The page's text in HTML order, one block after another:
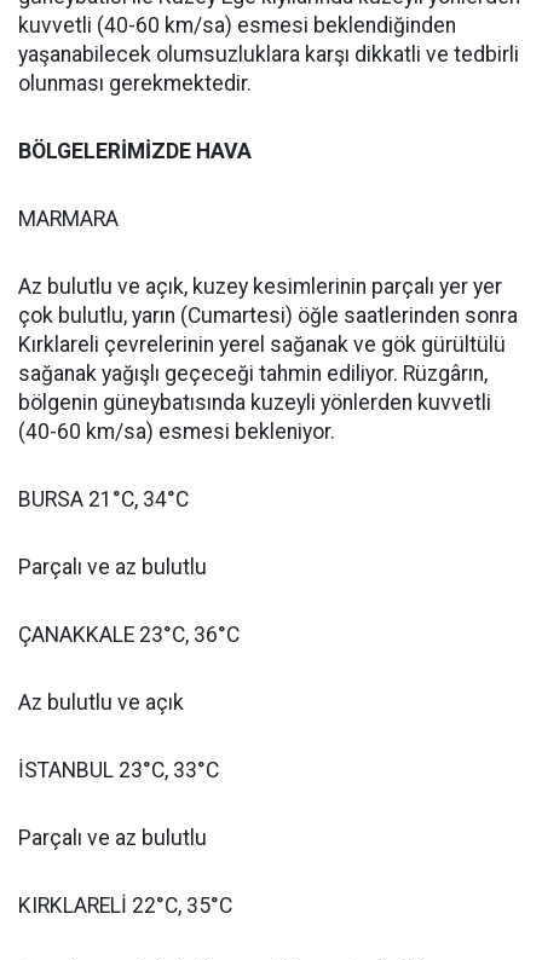
kuvvetli (40-60 km/sa) esmesi beklendiğinden
yaşanabilecek olumsuzluklara karşı dikkatli ve tedbirli
olunması gerekmektedir.
BÖLGELERİMİZDE HAVA
MARMARA
Az bulutlu ve açık, kuzey kesimlerinin parçalı yer yer
çok bulutlu, yarın (Cumartesi) öğle saatlerinden sonra
Kırklareli çevrelerinin yerel sağanak ve gök gürültülü
sağanak yağışlı geçeceği tahmin ediliyor. Rüzgârın,
bölgenin güneybatısında kuzeyli yönlerden kuvvetli
(40-60 km/sa) esmesi bekleniyor.
BURSA 21°C, 34°C
Parçalı ve az bulutlu
ÇANAKKALE 23°C, 36°C
Az bulutlu ve açık
İSTANBUL 23°C, 33°C
Parçalı ve az bulutlu
KIRKLARELİ 22°C, 35°C